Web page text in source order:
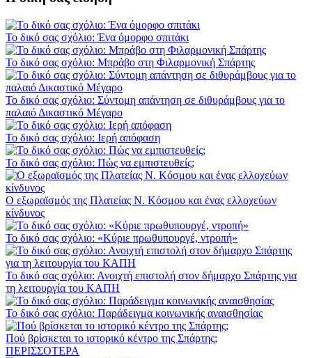
Το δικό σας σχόλιο: Ένα όμορφο σπιτάκι
Το δικό σας σχόλιο: Μπράβο στη Φιλαρμονική Σπάρτης
Το δικό σας σχόλιο: Σύντομη απάντηση σε διθυράμβους για το
παλαιό Δικαστικό Μέγαρο
Το δικό σας σχόλιο: Ιερή απόφαση
Το δικό σας σχόλιο: Πώς να εμπιστευθείς;
Ο εξωραϊσμός της Πλατείας Ν. Κόσμου και ένας ελλοχεύων
κίνδυνος
Το δικό σας σχόλιο: «Κύριε πρωθυπουργέ, ντροπή»
Το δικό σας σχόλιο: Ανοιχτή επιστολή στον δήμαρχο Σπάρτης για
τη λειτουργία του ΚΑΠΗ
Το δικό σας σχόλιο: Παράδειγμα κοινωνικής αναισθησίας
Πού βρίσκεται το ιστορικό κέντρο της Σπάρτης;
ΠΕΡΙΣΣΟΤΕΡΑ